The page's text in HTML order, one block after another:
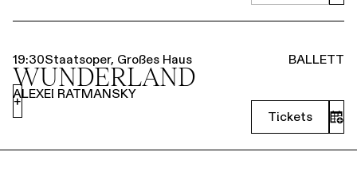
19:30Staatsoper, Großes Haus BALLETT
WUNDERLAND
ALEXEI RATMANSKY
Tickets
+